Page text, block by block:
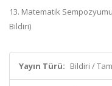
13. Matematik
Bildiri)
Yayın Türü: Bildiri /